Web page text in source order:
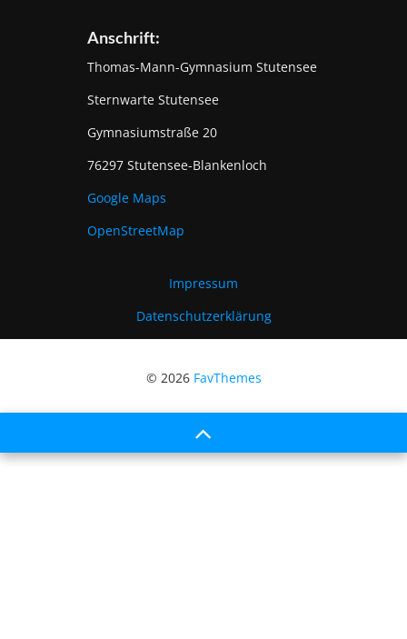
Anschrift:
Thomas-Mann-Gymnasium Stutensee
Sternwarte Stutensee
Gymnasiumstraße 20
76297 Stutensee-Blankenloch
Google Maps
OpenStreetMap
Impressum
Datenschutzerklärung
© 2026 FavThemes